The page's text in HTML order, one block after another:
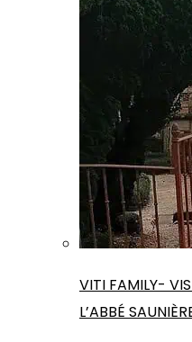
VITI FAMILY-
L’ABBÉ